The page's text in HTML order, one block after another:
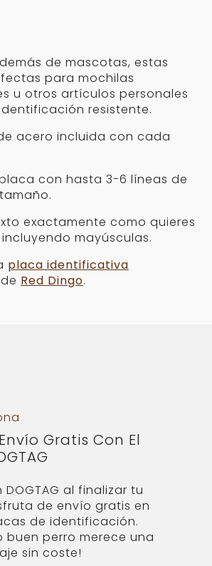
de mascotas, estas
para mochilas
u otros artículos personales
resistente.
acero incluida con cada
con hasta 3-6 líneas de
exactamente como quieres
mayúsculas.
placa identificativa
Red Dingo.
Gratis Con El
al finalizar tu
de envío gratis en
de identificación.
buen perro merece una
sin coste!